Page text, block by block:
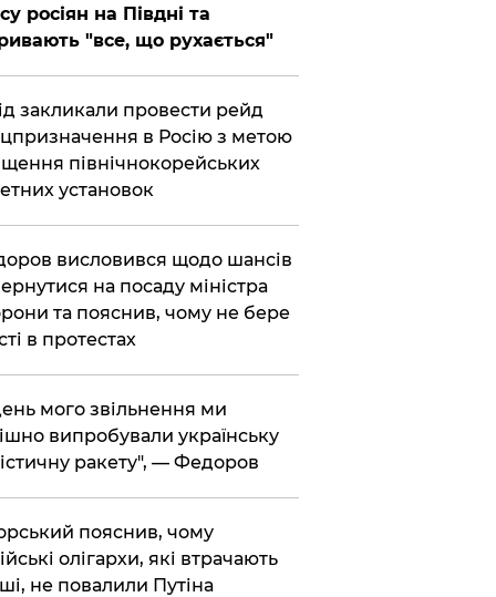
росіян на Півдні та
"все, що рухається"
закликали провести рейд
в Росію з метою
північнокорейських
установок
висловився щодо шансів
на посаду міністра
та пояснив, чому не бере
в протестах
мого звільнення ми
випробували українську
ракету", — Федоров
пояснив, чому
олігархи, які втрачають
не повалили Путіна